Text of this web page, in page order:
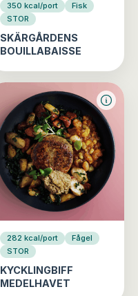
350 kcal/port
Fisk
STOR
SKÄRGÅRDENS
BOUILLABAISSE
282 kcal/port
Fågel
STOR
KYCKLINGBIFF
MEDELHAVET